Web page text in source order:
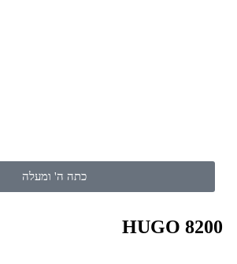
כתה ה' ומעלה
HUGO 8200